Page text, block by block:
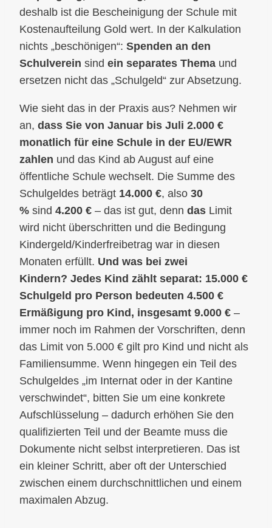
deshalb ist die Bescheinigung der Schule mit
Kostenaufteilung Gold wert. In der Kalkulation
nichts „beschönigen“: Spenden an den
Schulverein sind ein separates Thema und
ersetzen nicht das „Schulgeld“ zur Absetzung.
Wie sieht das in der Praxis aus? Nehmen wir
an, dass Sie von Januar bis Juli 2.000 €
monatlich für eine Schule in der EU/EWR
zahlen und das Kind ab August auf eine
öffentliche Schule wechselt. Die Summe des
Schulgeldes beträgt 14.000 €, also 30
% sind 4.200 € – das ist gut, denn das Limit
wird nicht überschritten und die Bedingung
Kindergeld/Kinderfreibetrag war in diesen
Monaten erfüllt. Und was bei zwei
Kindern? Jedes Kind zählt separat: 15.000 €
Schulgeld pro Person bedeuten 4.500 €
Ermäßigung pro Kind, insgesamt 9.000 € –
immer noch im Rahmen der Vorschriften, denn
das Limit von 5.000 € gilt pro Kind und nicht als
Familiensumme. Wenn hingegen ein Teil des
Schulgeldes „im Internat oder in der Kantine
verschwindet“, bitten Sie um eine konkrete
Aufschlüsselung – dadurch erhöhen Sie den
qualifizierten Teil und der Beamte muss die
Dokumente nicht selbst interpretieren. Das ist
ein kleiner Schritt, aber oft der Unterschied
zwischen einem durchschnittlichen und einem
maximalen Abzug.